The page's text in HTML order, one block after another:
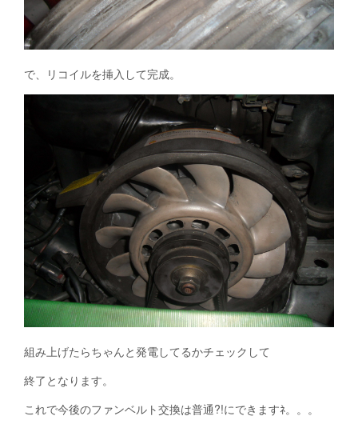
で、リコイルを挿入して完成。
組み上げたらちゃんと発電してるかチェックして
終了となります。
これで今後のファンベルト交換は普通?!にできますﾈ。。。